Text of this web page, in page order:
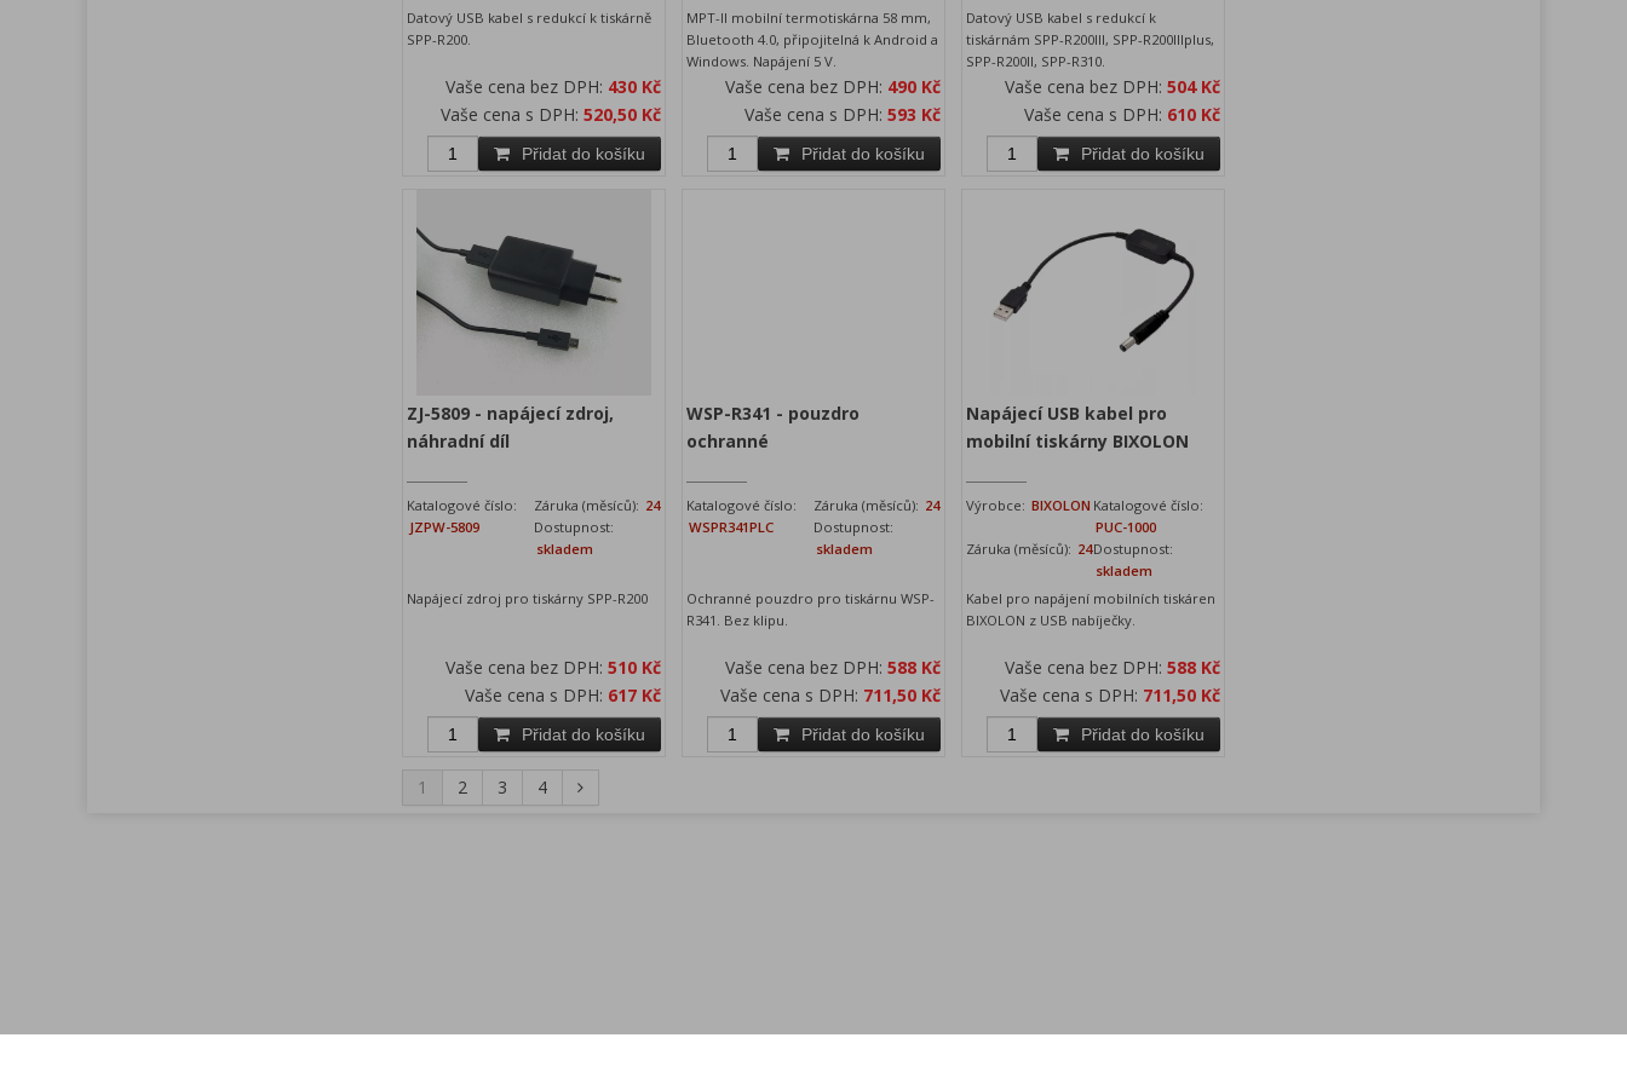
Datový USB kabel s redukcí k tiskárně
SPP-R200.
Vaše cena bez DPH: 430 Kč
Vaše cena s DPH: 520,50 Kč
Přidat do košíku
MPT-II mobilní termotiskárna 58 mm,
Bluetooth 4.0, připojitelná k Android a
Windows. Napájení 5 V.
Vaše cena bez DPH: 490 Kč
Vaše cena s DPH: 593 Kč
Přidat do košíku
Datový USB kabel s redukcí k
tiskárnám SPP-R200III, SPP-R200IIIplus,
SPP-R200II, SPP-R310.
Vaše cena bez DPH: 504 Kč
Vaše cena s DPH: 610 Kč
Přidat do košíku
ZJ-5809 - napájecí zdroj,
náhradní díl
Katalogové číslo:
JZPW-5809
Záruka (měsíců): 24
Dostupnost:
skladem
Napájecí zdroj pro tiskárny SPP-R200
Vaše cena bez DPH: 510 Kč
Vaše cena s DPH: 617 Kč
Přidat do košíku
WSP-R341 - pouzdro
ochranné
Katalogové číslo:
WSPR341PLC
Záruka (měsíců): 24
Dostupnost:
skladem
Ochranné pouzdro pro tiskárnu WSP-
R341. Bez klipu.
Vaše cena bez DPH: 588 Kč
Vaše cena s DPH: 711,50 Kč
Přidat do košíku
Napájecí USB kabel pro
mobilní tiskárny BIXOLON
Výrobce: BIXOLON Katalogové číslo:
PUC-1000
Záruka (měsíců): 24Dostupnost:
skladem
Kabel pro napájení mobilních tiskáren
BIXOLON z USB nabíječky.
Vaše cena bez DPH: 588 Kč
Vaše cena s DPH: 711,50 Kč
Přidat do košíku
1 2 3 4